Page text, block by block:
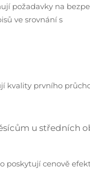
požadavky na
ve srovnání s
kvality prvního
u středních
poskytují cenově